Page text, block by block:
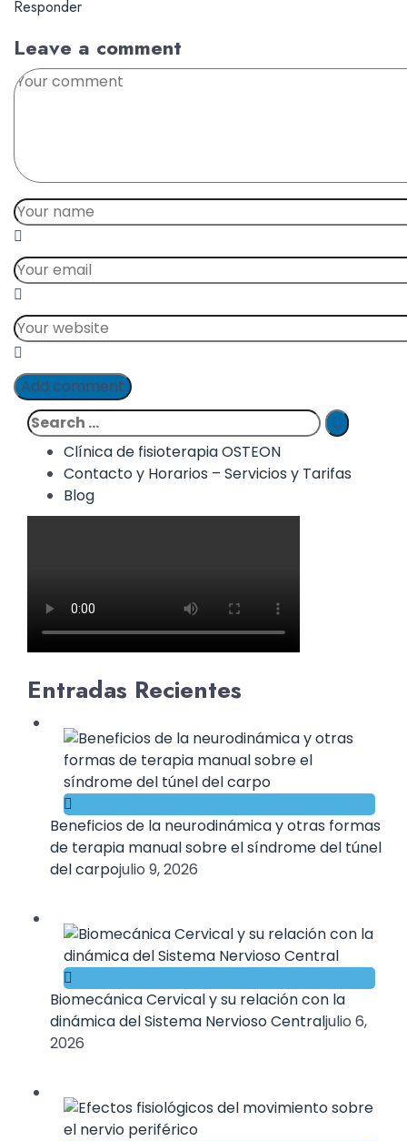
Responder
Leave a comment
Add comment
Clínica de fisioterapia OSTEON
Contacto y Horarios – Servicios y Tarifas
Blog
Entradas Recientes
Beneficios de la neurodinámica y otras formas
de terapia manual sobre el síndrome del túnel
del carpojulio 9, 2026
Biomecánica Cervical y su relación con la
dinámica del Sistema Nervioso Centraljulio 6,
2026